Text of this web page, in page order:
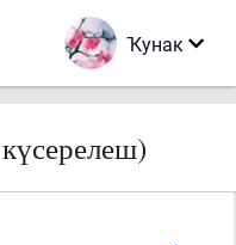
Ҡунак